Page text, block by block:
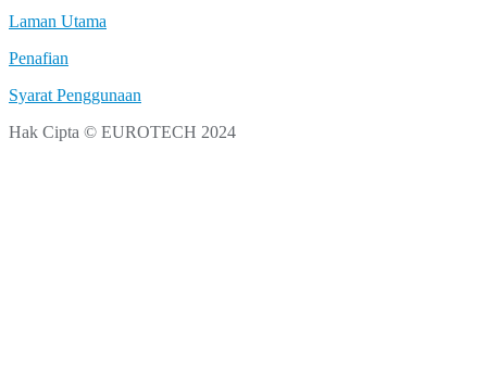
Laman Utama
Penafian
Syarat Penggunaan
Hak Cipta © EUROTECH 2024